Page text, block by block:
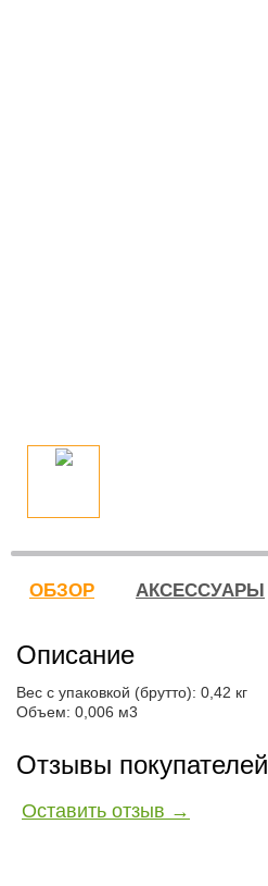
ОБЗОР АКСЕССУАРЫ
Описание
Вес с упаковкой (брутто): 0,42 кг
Объем: 0,006 м3
Отзывы покупателей
Оставить отзыв →